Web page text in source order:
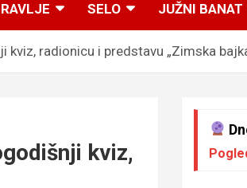
SELO JUŽNI BANAT
kviz, radionicu i predstavu „Zimska
kviz,